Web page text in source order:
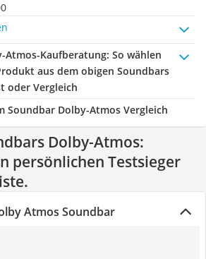
Atmos-Kaufberatung: So wählen
aus dem obigen Soundbars
oder Vergleich
Soundbar Dolby-Atmos Vergleich
Dolby-Atmos:
persönlichen Testsieger
Atmos Soundbar